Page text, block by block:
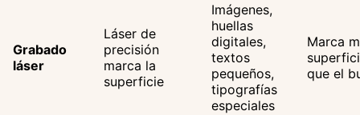
Grabado
láser
Láser de
precisión
marca la
superficie
Imágenes,
huellas
digitales,
textos
pequeños,
tipografías
especiales
Marca
que el